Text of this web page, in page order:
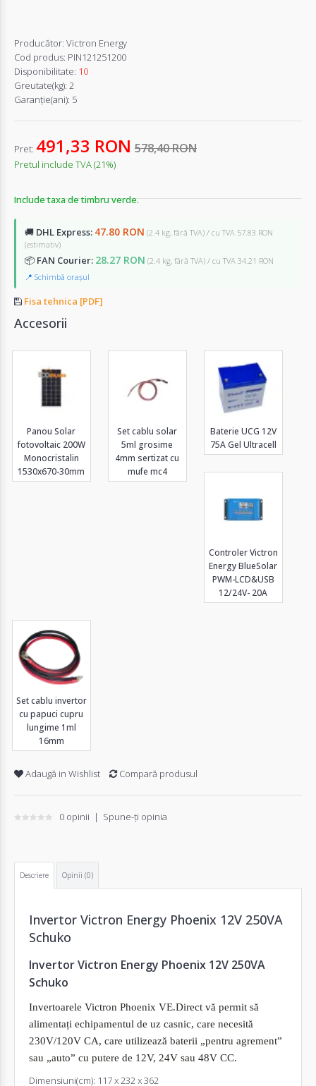
Producător: Victron Energy
Cod produs: PIN121251200
Disponibilitate: 10
Greutate(kg): 2
Garanţie(ani): 5
Pret: 491,33 RON 578,40 RON
Pretul include TVA (21%)
Include taxa de timbru verde.
🚚 DHL Express: 47.80 RON (2.4 kg, fără TVA) / cu TVA 57.83 RON
(estimativ)
📦 FAN Courier: 28.27 RON (2.4 kg, fără TVA) / cu TVA 34.21 RON
📍 Schimbă orașul
Fisa tehnica [PDF]
Accesorii
Panou Solar
fotovoltaic 200W
Monocristalin
1530x670-30mm
Set cablu solar
5ml grosime
4mm sertizat cu
mufe mc4
Baterie UCG 12V
75A Gel Ultracell
Controler Victron
Energy BlueSolar
PWM-LCD&USB
12/24V- 20A
Set cablu invertor
cu papuci cupru
lungime 1ml
16mm
Adaugă in Wishlist Compară produsul
0 opinii | Spune-ţi opinia
Descriere Opinii (0)
Invertor Victron Energy Phoenix 12V 250VA
Schuko
InvertorVictron Energy Phoenix 12V 250VA
Schuko
Invertoarele Victron Phoenix VE.Direct vă permit să
alimentați echipamentul de uz casnic, care necesită
230V/120V CA, care utilizează baterii „pentru agrement”
sau „auto” cu putere de 12V, 24V sau 48V CC.
Dimensiuni(cm): 117 x 232 x 362